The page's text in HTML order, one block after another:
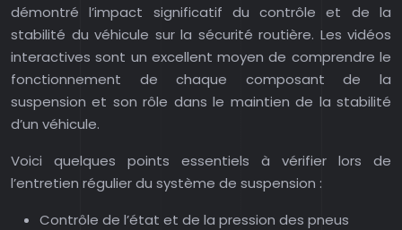
démontré l’impact significatif du contrôle et de la
stabilité du véhicule sur la sécurité routière. Les vidéos
interactives sont un excellent moyen de comprendre le
fonctionnement de chaque composant de la
suspension et son rôle dans le maintien de la stabilité
d’un véhicule.
Voici quelques points essentiels à vérifier lors de
l’entretien régulier du système de suspension :
Contrôle de l’état et de la pression des pneus